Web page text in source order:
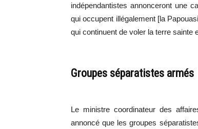
indépendantistes annonceront une
qui occupent illégalement [la
qui continuent de voler la terre sainte
Groupes séparatistes armés
Le ministre coordinateur des
annoncé que les groupes